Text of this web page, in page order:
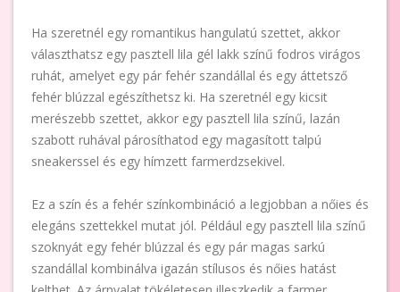
Ha szeretnél egy romantikus hangulatú szettet, akkor
választhatsz egy pasztell lila gél lakk színű fodros virágos
ruhát, amelyet egy pár fehér szandállal és egy áttetsző
fehér blúzzal egészíthetsz ki. Ha szeretnél egy kicsit
merészebb szettet, akkor egy pasztell lila színű, lazán
szabott ruhával párosíthatod egy magasított talpú
sneakerssel és egy hímzett farmerdzsekivel.
Ez a szín és a fehér színkombináció a legjobban a nőies és
elegáns szettekkel mutat jól. Például egy pasztell lila színű
szoknyát egy fehér blúzzal és egy pár magas sarkú
szandállal kombinálva igazán stílusos és nőies hatást